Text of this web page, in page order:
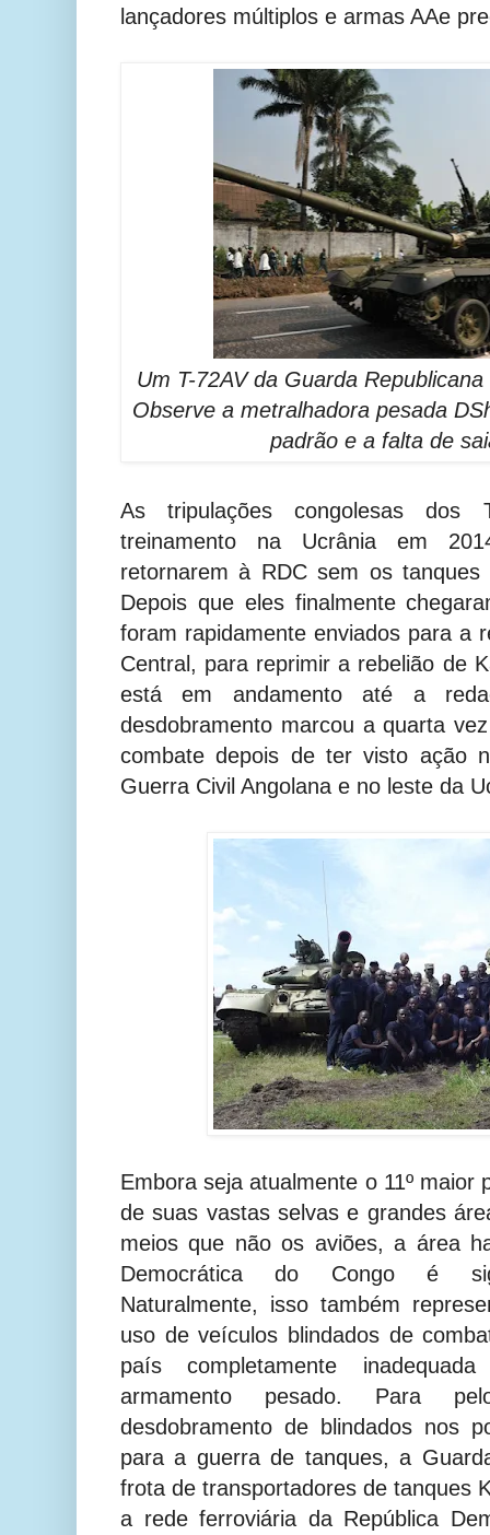
lançadores múltiplos e armas AAe
Um T-72AV da Guarda
Observe a metralhadora pesada
padrão e a falta de
As tripulações congolesas dos
treinamento na Ucrânia em
retornarem à RDC sem os
Depois que eles finalmente
foram rapidamente enviados para a
Central, para reprimir a rebelião de
está em andamento até a
desdobramento marcou a quarta
combate depois de ter visto ação
Guerra Civil Angolana e no leste da
Embora seja atualmente o 11º
de suas vastas selvas e grandes
meios que não os aviões, a área
Democrática do Congo é
Naturalmente, isso também
uso de veículos blindados de
país completamente
armamento pesado. Para
desdobramento de blindados nos
para a guerra de tanques, a
frota de transportadores de tanques
a rede ferroviária da República